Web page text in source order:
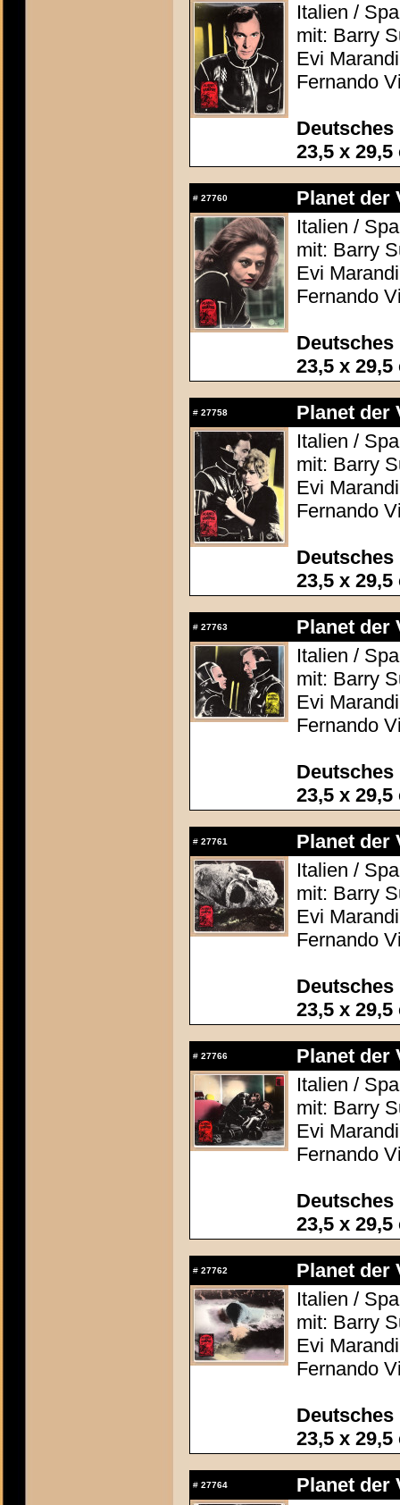
Italien /
mit: Barry
Evi
Fernando
23,5 x 29,5
# 27760
Planet der
Italien /
mit: Barry
Evi
Fernando
23,5 x 29,5
# 27758
Planet der
Italien /
mit: Barry
Evi
Fernando
23,5 x 29,5
# 27763
Planet der
Italien /
mit: Barry
Evi
Fernando
23,5 x 29,5
# 27761
Planet der
Italien /
mit: Barry
Evi
Fernando
23,5 x 29,5
# 27766
Planet der
Italien /
mit: Barry
Evi
Fernando
23,5 x 29,5
# 27762
Planet der
Italien /
mit: Barry
Evi
Fernando
23,5 x 29,5
# 27764
Planet der